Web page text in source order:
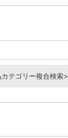
カテゴリー複合検索>